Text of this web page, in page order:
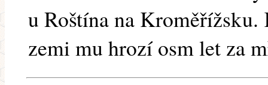
u Roštína na
zemi mu hrozí osm let za